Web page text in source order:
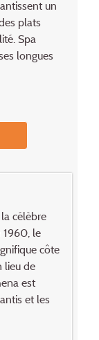
un
plats
Spa
longues
célèbre
1960, le
côte
lieu de
est
et les